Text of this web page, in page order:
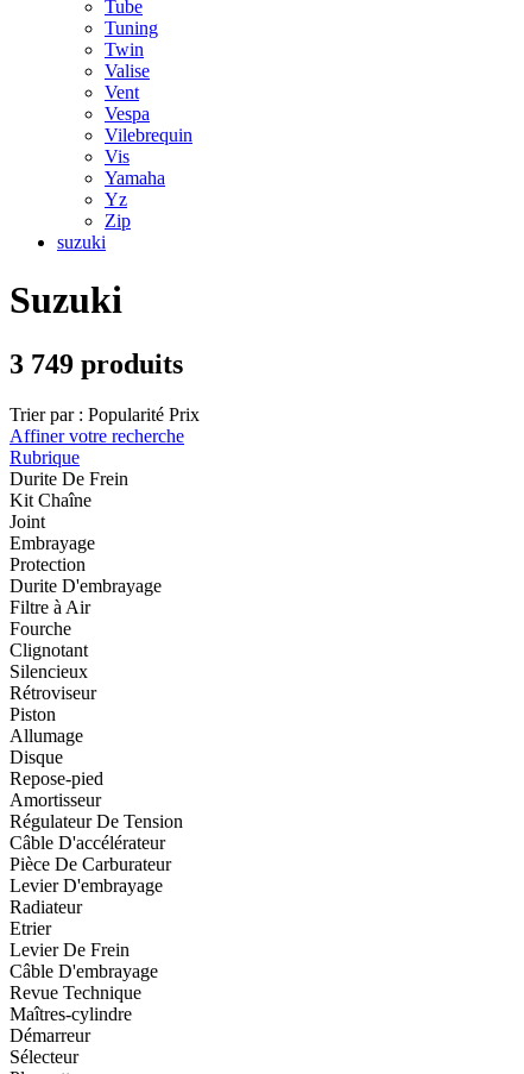
Tube
Tuning
Twin
Valise
Vent
Vespa
Vilebrequin
Vis
Yamaha
Yz
Zip
suzuki
Suzuki
3 749 produits
Trier par : Popularité Prix
Affiner votre recherche
Rubrique
Durite De Frein
Kit Chaîne
Joint
Embrayage
Protection
Durite D'embrayage
Filtre à Air
Fourche
Clignotant
Silencieux
Rétroviseur
Piston
Allumage
Disque
Repose-pied
Amortisseur
Régulateur De Tension
Câble D'accélérateur
Pièce De Carburateur
Levier D'embrayage
Radiateur
Etrier
Levier De Frein
Câble D'embrayage
Revue Technique
Maîtres-cylindre
Démarreur
Sélecteur